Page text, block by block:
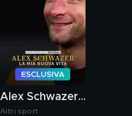
Alex Schwazer - La mia nuova vita
Altri sport